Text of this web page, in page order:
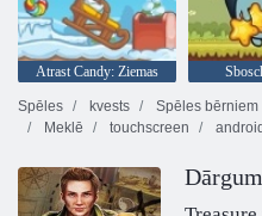
Atrast Candy: Ziemas
Spēles
kvests Spēles bērniem
Meklē
touchscreen android